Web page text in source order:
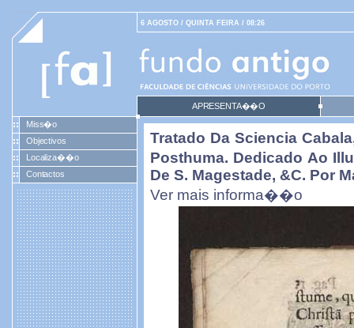
6 AGOSTO / QUINTA FEIRA / 08:26
APRESENTA��O
Miss�o
Objectivos
Localiza��o
Contactos
Tratado Da Sciencia
Posthuma. Dedicado Ao
De S. Magestade, &c. Por
Ver mais informa��o